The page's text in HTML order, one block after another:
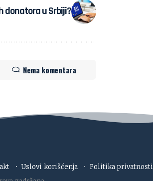
donatora u Srbiji?
Nema komentara
· Uslovi korišćenja · Politika privatnosti